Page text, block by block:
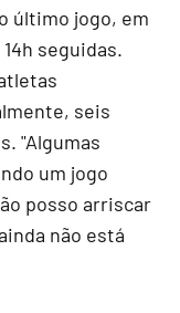
último jogo, em
seguidas.
seis
"Algumas
um jogo
posso arriscar
não está